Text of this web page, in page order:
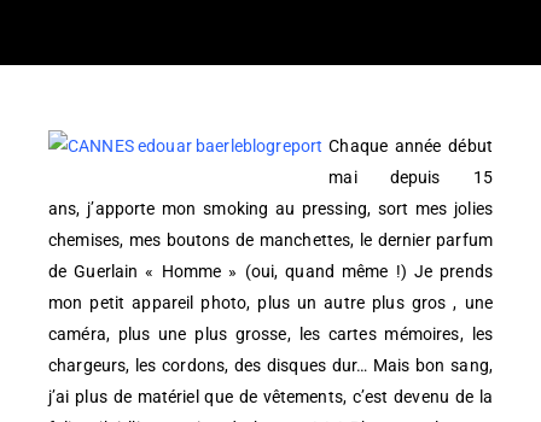
Chaque année début
mai depuis 15
ans, j’apporte mon smoking au pressing, sort mes jolies
chemises, mes boutons de manchettes, le dernier parfum
de Guerlain « Homme » (oui, quand même !) Je prends
mon petit appareil photo, plus un autre plus gros , une
caméra, plus une plus grosse, les cartes mémoires, les
chargeurs, les cordons, des disques dur… Mais bon sang,
j’ai plus de matériel que de vêtements, c’est devenu de la